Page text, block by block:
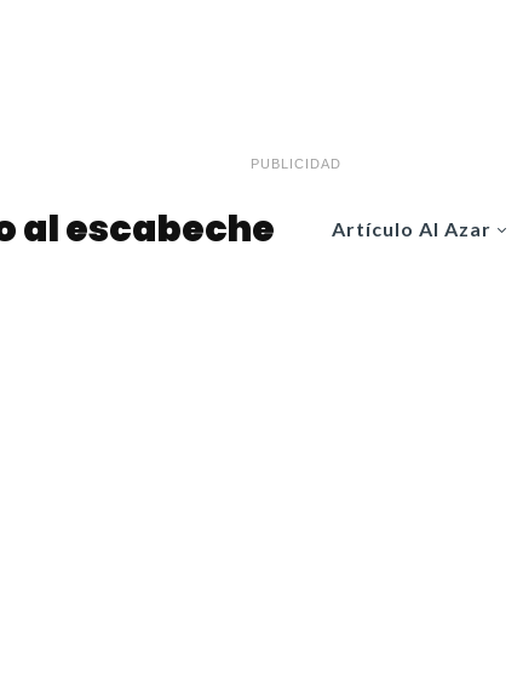
PUBLICIDAD
Artículo Al Azar
al escabeche